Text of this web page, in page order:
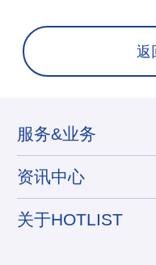
返
服务&业务
资讯中心
关于HOTLIST